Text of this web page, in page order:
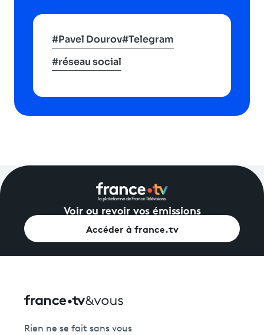
#Pavel Dourov#Telegram
#réseau social
Voir ou revoir vos émissions
Accéder à france.tv
Rien ne se fait sans vous